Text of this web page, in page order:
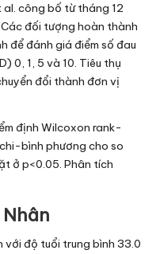
al. công bố từ tháng 12
đối tượng hoàn thành
để đánh giá điểm số đau
0, 1, 5 và 10. Tiêu thụ
đổi thành đơn vị
định Wilcoxon rank-
bình phương cho so
ở p<0.05. Phân tích
với độ tuổi trung bình 33.0